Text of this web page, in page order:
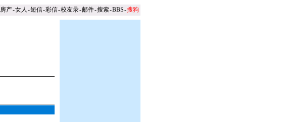
房产-女人 -短信-彩信-校友录-邮件-搜索-BBS-搜狗